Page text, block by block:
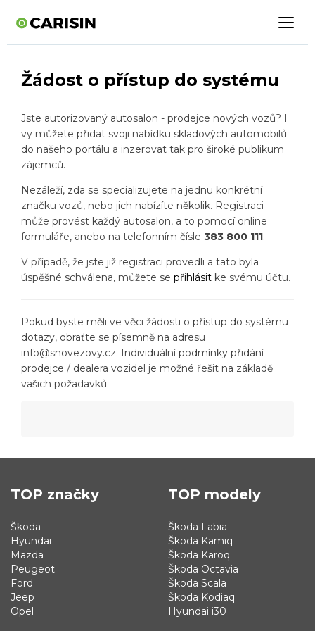
Žádost o přístup do systému
Jste autorizovaný autosalon - prodejce nových vozů? I
vy můžete přidat svoji nabídku skladových automobilů
do našeho portálu a inzerovat tak pro široké publikum
zájemců.
Nezáleží, zda se specializujete na jednu konkrétní
značku vozů, nebo jich nabízíte několik. Registraci
může provést každý autosalon, a to pomocí online
formuláře, anebo na telefonním čísle 383 800 111.
V případě, že jste již registraci provedli a tato byla
úspěšné schválena, můžete se přihlásit ke svému účtu.
Pokud byste měli ve věci žádosti o přístup do systému
dotazy, obraťte se písemně na adresu
info@snovezovy.cz. Individuální podmínky přidání
prodejce / dealera vozidel je možné řešit na základě
vašich požadavků.
TOP značky
Škoda
Hyundai
Mazda
Peugeot
Ford
Jeep
Opel
TOP modely
Škoda Fabia
Škoda Kamiq
Škoda Karoq
Škoda Octavia
Škoda Scala
Škoda Kodiaq
Hyundai i30